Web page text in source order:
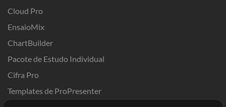
Cloud Pro
EnsaioMix
ChartBuilder
Pacote de Estudo Individual
Cifra Pro
Templates de ProPresenter